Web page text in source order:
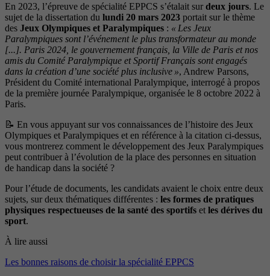
En 2023, l’épreuve de spécialité EPPCS s’étalait sur deux jours. Le
sujet de la dissertation du lundi 20 mars 2023 portait sur le thème
des Jeux Olympiques et Paralympiques : « Les Jeux
Paralympiques sont l’événement le plus transformateur au monde
[...]. Paris 2024, le gouvernement français, la Ville de Paris et nos
amis du Comité Paralympique et Sportif Français sont engagés
dans la création d’une société plus inclusive », Andrew Parsons,
Président du Comité international Paralympique, interrogé à propos
de la première journée Paralympique, organisée le 8 octobre 2022 à
Paris.
📝​ En vous appuyant sur vos connaissances de l’histoire des Jeux
Olympiques et Paralympiques et en référence à la citation ci-dessus,
vous montrerez comment le développement des Jeux Paralympiques
peut contribuer à l’évolution de la place des personnes en situation
de handicap dans la société ?
Pour l’étude de documents, les candidats avaient le choix entre deux
sujets, sur deux thématiques différentes : les formes de pratiques
physiques respectueuses de la santé des sportifs et les dérives du
sport.
À lire aussi
Les bonnes raisons de choisir la spécialité EPPCS